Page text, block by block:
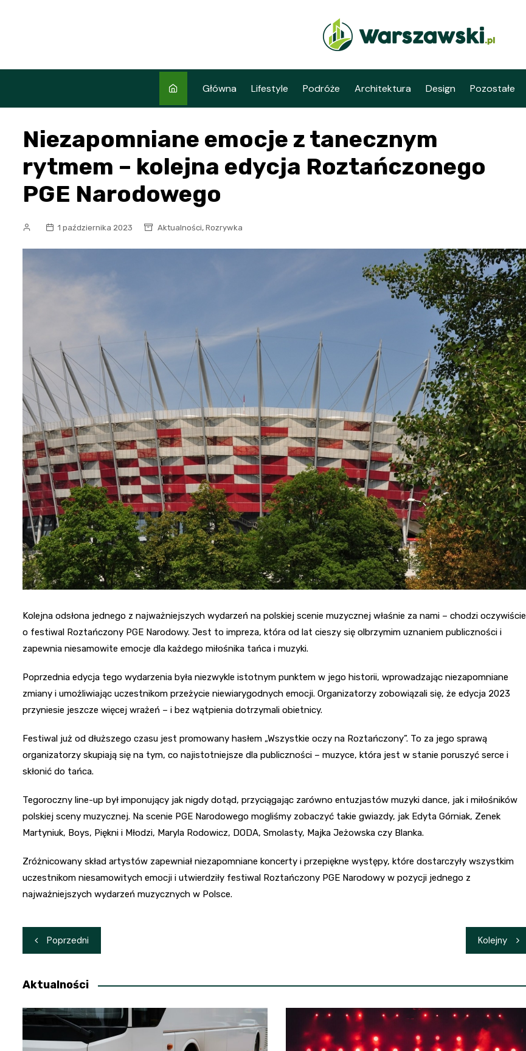
Główna Lifestyle Podróże Architektura Design Pozostałe
Niezapomniane emocje z tanecznym
rytmem – kolejna edycja Roztańczonego
PGE Narodowego
1 października 2023 Aktualności, Rozrywka
Kolejna odsłona jednego z najważniejszych wydarzeń na polskiej scenie muzycznej właśnie za nami – chodzi oczywiście
o festiwal Roztańczony PGE Narodowy. Jest to impreza, która od lat cieszy się olbrzymim uznaniem publiczności i
zapewnia niesamowite emocje dla każdego miłośnika tańca i muzyki.
Poprzednia edycja tego wydarzenia była niezwykle istotnym punktem w jego historii, wprowadzając niezapomniane
zmiany i umożliwiając uczestnikom przeżycie niewiarygodnych emocji. Organizatorzy zobowiązali się, że edycja 2023
przyniesie jeszcze więcej wrażeń – i bez wątpienia dotrzymali obietnicy.
Festiwal już od dłuższego czasu jest promowany hasłem „Wszystkie oczy na Roztańczony”. To za jego sprawą
organizatorzy skupiają się na tym, co najistotniejsze dla publiczności – muzyce, która jest w stanie poruszyć serce i
skłonić do tańca.
Tegoroczny line-up był imponujący jak nigdy dotąd, przyciągając zarówno entuzjastów muzyki dance, jak i miłośników
polskiej sceny muzycznej. Na scenie PGE Narodowego mogliśmy zobaczyć takie gwiazdy, jak Edyta Górniak, Zenek
Martyniuk, Boys, Piękni i Młodzi, Maryla Rodowicz, DODA, Smolasty, Majka Jeżowska czy Blanka.
Zróżnicowany skład artystów zapewniał niezapomniane koncerty i przepiękne występy, które dostarczyły wszystkim
uczestnikom niesamowitych emocji i utwierdziły festiwal Roztańczony PGE Narodowy w pozycji jednego z
najważniejszych wydarzeń muzycznych w Polsce.
Nawigacja
wpisu
Poprzedni Kolejny
Aktualności